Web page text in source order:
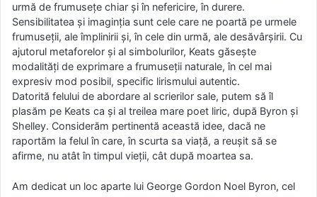
urmă de frumuseţe chiar şi în nefericire, în durere.
Sensibilitatea şi imaginţia sunt cele care ne poartă pe urmele
frumuseţii, ale împlinirii şi, în cele din urmă, ale desăvârşirii. Cu
ajutorul metaforelor şi al simbolurilor, Keats găseşte
modalităţi de exprimare a frumuseţii naturale, în cel mai
expresiv mod posibil, specific lirismului autentic.
Datorită felului de abordare al scrierilor sale, putem să îl
plasăm pe Keats ca şi al treilea mare poet liric, după Byron şi
Shelley. Considerăm pertinentă această idee, dacă ne
raportăm la felul în care, în scurta sa viaţă, a reuşit să se
afirme, nu atât în timpul vieţii, cât după moartea sa.
Am dedicat un loc aparte lui George Gordon Noel Byron, cel